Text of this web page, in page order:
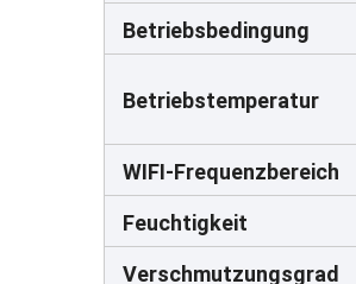
Betriebsbedingung
Betriebstemperatur
WIFI-Frequenzbereich
Feuchtigkeit
Verschmutzungsgrad